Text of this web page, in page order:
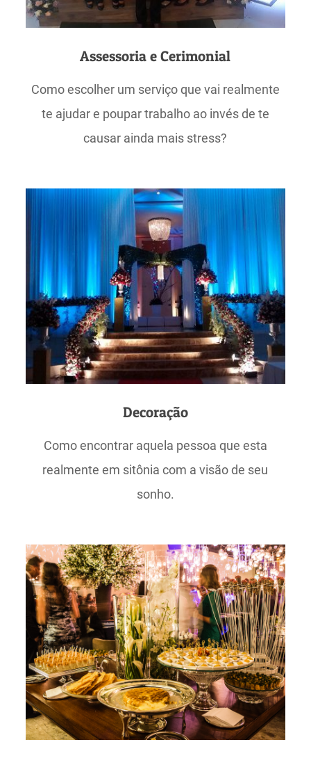
Assessoria e Cerimonial
Como escolher um serviço que vai realmente
te ajudar e poupar trabalho ao invés de te
causar ainda mais stress?
Decoração
Como encontrar aquela pessoa que esta
realmente em sitônia com a visão de seu
sonho.